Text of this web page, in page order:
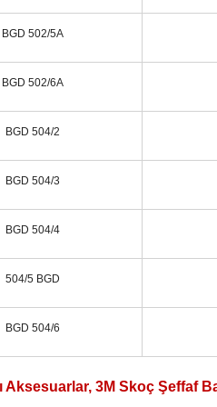
BGD 502/5A
BGD 502/6A
BGD 504/2
BGD 504/3
BGD 504/4
504/5 BGD
BGD 504/6
Aksesuarlar, 3M Skoç Şeffaf